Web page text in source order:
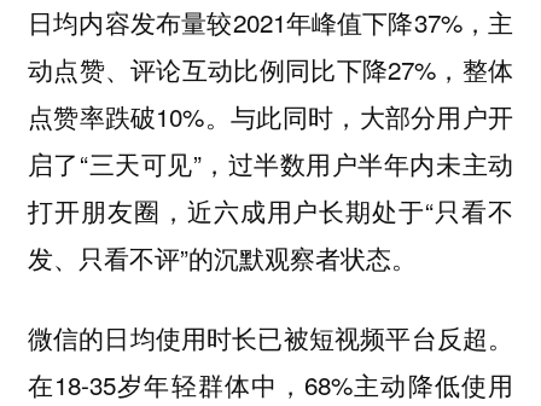
日均内容发布量较2021年峰值下降37%，主
动点赞、评论互动比例同比下降27%，整体
点赞率跌破10%。与此同时，大部分用户开
启了“三天可见”，过半数用户半年内未主动
打开朋友圈，近六成用户长期处于“只看不
发、只看不评”的沉默观察者状态。
微信的日均使用时长已被短视频平台反超。
在18-35岁年轻群体中，68%主动降低使用